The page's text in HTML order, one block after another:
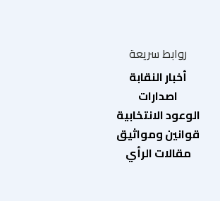
روابط سريعة
أخبار النقابة
اصدارات
الوعود الانتخابية
قوانين ومواثيق
مقالات الرأي